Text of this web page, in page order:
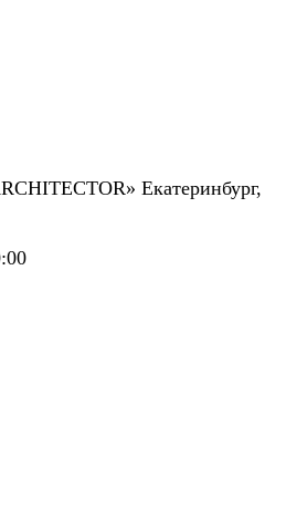
Екатеринбург,